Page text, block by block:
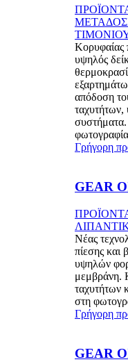
Κορυφαίας
υψηλός
απόδοση
ταχυτήτων,
Γρήγορη
GEAR
Νέας
πίεσης και
υψηλών
μεμβράνη.
ταχυτήτων
στη
Γρήγορη
GEAR